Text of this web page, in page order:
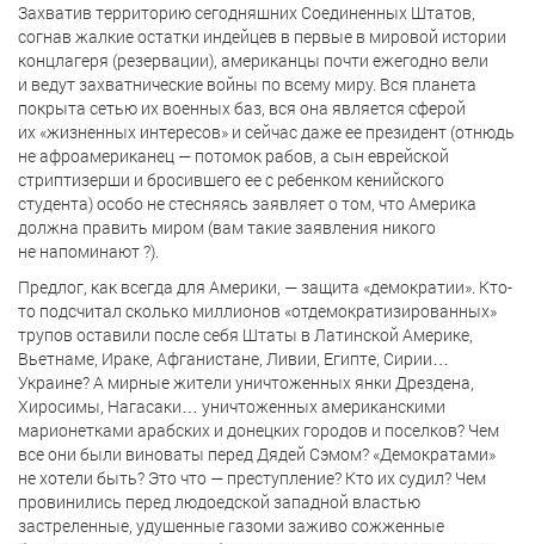
Захватив территорию сегодняшних Соединенных Штатов,
согнав жалкие остатки индейцев в первые в мировой истории
концлагеря (резервации), американцы почти ежегодно вели
и ведут захватнические войны по всему миру. Вся планета
покрыта сетью их военных баз, вся она является сферой
их «жизненных интересов» и сейчас даже ее президент (отнюдь
не афроамериканец — потомок рабов, а сын еврейской
стриптизерши и бросившего ее с ребенком кенийского
студента) особо не стесняясь заявляет о том, что Америка
должна править миром (вам такие заявления никого
не напоминают ?).
Предлог, как всегда для Америки, — защита «демократии». Кто-
то подсчитал сколько миллионов «отдемократизированных»
трупов оставили после себя Штаты в Латинской Америке,
Вьетнаме, Ираке, Афганистане, Ливии, Египте, Сирии…
Украине? А мирные жители уничтоженных янки Дрездена,
Хиросимы, Нагасаки… уничтоженных американскими
марионетками арабских и донецких городов и поселков? Чем
все они были виноваты перед Дядей Сэмом? «Демократами»
не хотели быть? Это что — преступление? Кто их судил? Чем
провинились перед людоедской западной властью
застреленные, удушенные газоми заживо сожженные